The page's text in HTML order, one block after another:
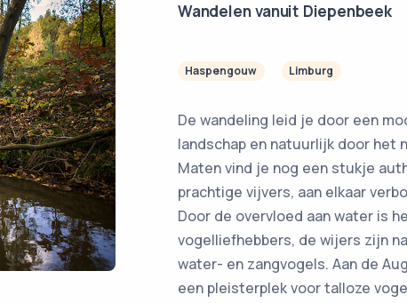
Wandelen vanuit Diepenbeek
Haspengouw Limburg
De wandeling leid je door een
landschap en natuurlijk door het
Maten vind je nog een stukje
prachtige vijvers, aan elkaar
Door de overvloed aan water is
vogelliefhebbers, de wijers zijn
water- en zangvogels. Aan de
een pleisterplek voor talloze